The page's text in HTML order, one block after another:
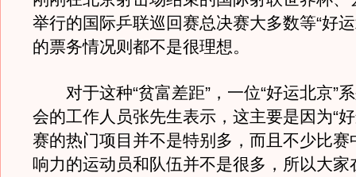
举行的国际乒联巡回赛总决赛大多数等“好
的票务情况则都不是很理想。
对于这种“贫富差距”，一位“好运北京”
会的工作人员张先生表示，这主要是因为“
赛的热门项目并不是特别多，而且不少比赛
响力的运动员和队伍并不是很多，所以大家